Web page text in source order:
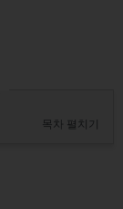
목차 펼치기